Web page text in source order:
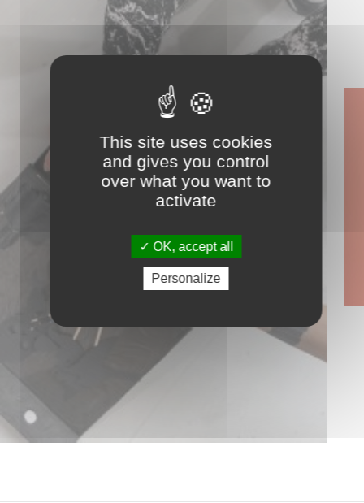
This site uses cookies
and gives you control
over what you want to
activate
OK, accept all
Personalize